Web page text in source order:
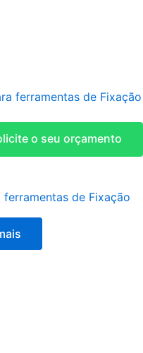
o seu orçamento
ferramentas de Fixação